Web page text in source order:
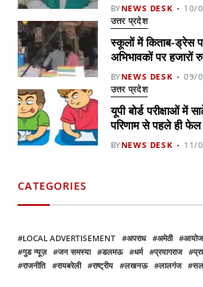
BYNEWS DESK 10/
उत्तर प्रदेश
स्कूलों में किताब-ड्रेस
अभिभावकों पर हजारों
BYNEWS DESK 09/
उत्तर प्रदेश
यूपी बोर्ड परीक्षाओं में
परिणाम से पहले ही फेल
BYNEWS DESK 11/
CATEGORIES
LOCAL ADVERTISEMENT अपराध अमेठी
गुड न्यूज़
जन समस्या डलमऊ धर्म प्रयागराज
राजनीति
रायबरेली राष्ट्रीय लखनऊ लालगंज